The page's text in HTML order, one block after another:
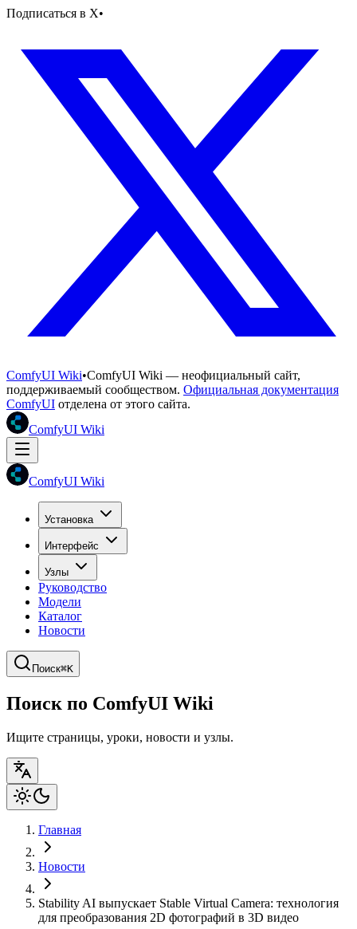
Подписаться в X•
ComfyUI Wiki•ComfyUI Wiki — неофициальный сайт,
поддерживаемый сообществом. Официальная документация
ComfyUI отделена от этого сайта.
ComfyUI Wiki
ComfyUI Wiki
Установка
Интерфейс
Узлы
Руководство
Модели
Каталог
Новости
Поиск⌘K
Поиск по ComfyUI Wiki
Ищите страницы, уроки, новости и узлы.
Главная
Новости
Stability AI выпускает Stable Virtual Camera: технология
для преобразования 2D фотографий в 3D видео